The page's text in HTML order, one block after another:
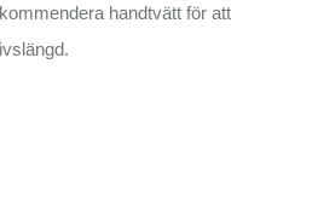
handtvätt för att